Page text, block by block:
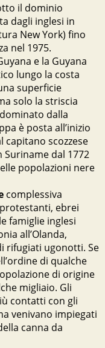
il dominio
dagli inglesi in
New York) fino
nel 1975.
e la Guyana
lungo la costa
superficie
solo la striscia
dalla
è posta all’inizio
scozzese
Suriname dal 1772
popolazioni nere
complessiva
ebrei
famiglie inglesi
all’Olanda,
rifugiati ugonotti. Se
di qualche
di origine
migliaio. Gli
contatti con gli
venivano impiegati
canna da